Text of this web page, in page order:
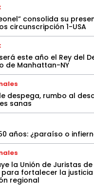
consolida su
circunscripción 1-USA
será este año el Rey del
de Manhattan-NY
despega, rumbo al
sanas
años: ¿paraíso o
la Unión de Juristas
para fortalecer la justicia
regional